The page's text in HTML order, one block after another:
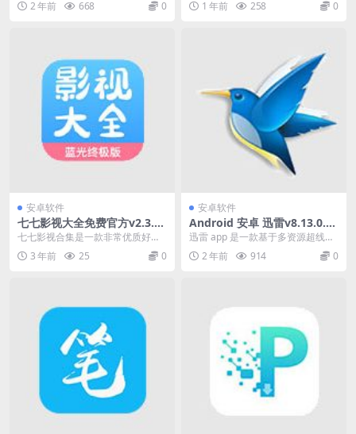
电视剧、电影、电视...
2 年前 668 0
安全的掌...
1 年前 258 0
安卓软件
七七影视大全免费官方v2.3.1
一款非常优质好用的影视资源
七七影视合集是一款非常优质好用
的影视资源播放软件。 用户可以直
接在搜索栏中输入关...
3 年前 25 0
安卓软件
Android 安卓 迅雷v8.13.0.92
64 去广告解锁限速无限速版
迅雷 app 是一款基于多资源超线程
技术的下载软件，作为“宽带时期的
下载工具”，...
2 年前 914 0